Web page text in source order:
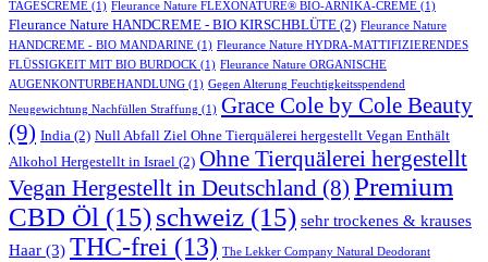
TAGESCREME (1) Fleurance Nature FLEXONATURE® BIO-ARNIKA-CREME (1)
Fleurance Nature HANDCREME - BIO KIRSCHBLÜTE (2) Fleurance Nature
HANDCREME - BIO MANDARINE (1) Fleurance Nature HYDRA-MATTIFIZIERENDES
FLÜSSIGKEIT MIT BIO BURDOCK (1) Fleurance Nature ORGANISCHE
AUGENKONTURBEHANDLUNG (1) Gegen Alterung Feuchtigkeitsspendend
Neugewichtung Nachfüllen Straffung (1) Grace Cole by Cole Beauty
(9) India (2) Null Abfall Ziel Ohne Tierquälerei hergestellt Vegan Enthält
Alkohol Hergestellt in Israel (2) Ohne Tierquälerei hergestellt
Vegan Hergestellt in Deutschland (8) Premium
CBD Öl (15)schweiz (15) sehr trockenes & krauses
Haar (3) THC-frei (13) The Lekker Company Natural Deodorant